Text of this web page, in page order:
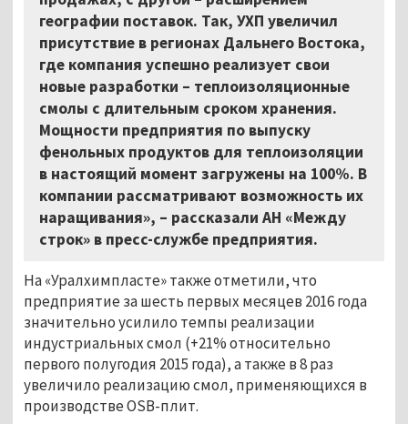
географии поставок. Так, УХП увеличил
присутствие в регионах Дальнего Востока,
где компания успешно реализует свои
новые разработки – теплоизоляционные
смолы с длительным сроком хранения.
Мощности предприятия по выпуску
фенольных продуктов для теплоизоляции
в настоящий момент загружены на 100%. В
компании рассматривают возможность их
наращивания», – рассказали АН «Между
строк» в пресс-службе предприятия.
На «Уралхимпласте» также отметили, что
предприятие за шесть первых месяцев 2016 года
значительно усилило темпы реализации
индустриальных смол (+21% относительно
первого полугодия 2015 года), а также в 8 раз
увеличило реализацию смол, применяющихся в
производстве OSB-плит.